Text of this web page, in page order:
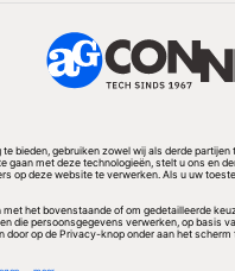
zich op IT Governance en
Achtergrond green